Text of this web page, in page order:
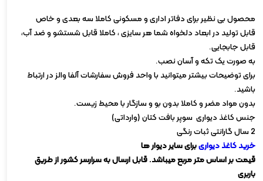
محصول بی نظیر برای دفاتر اداری و مسکونی کاملا سه بعدی و خاص
قابل تولید در ابعاد دلخواه شما هر سایزی ، کاملا قابل شستشو و ضد آب،
قابل جابجایی.
به صورت یک تکه و آسان نصب.
برای توضیحات بیشتر میتوانید با واحد فروش سفارشات آلفا والز در ارتباط
باشید.
بدون مواد مضر و کاملا بدون بو و سازگار با محیط زیست.
جنس کاغذ دیواری سوپر بافت کتان (وارداتی)
2 سال گارانتی ثبات رنگی
خرید کاغذ دیواریبرای سایر دیوار ها
قیمت بر اساس متر مربع میباشد. قابل ارسال به سرارسر کشور از طریق
باربری